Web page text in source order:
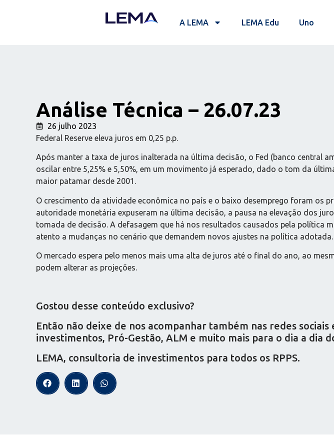
A LEMA LEMA Edu Uno
Análise Técnica – 26.07.23
26 julho 2023
Federal Reserve eleva juros em 0,25 p.p.
Após manter a taxa de juros inalterada na última decisão, o Fed (banco central
oscilar entre 5,25% e 5,50%, em um movimento já esperado, dado o tom da
maior patamar desde 2001.
O crescimento da atividade econômica no país e o baixo desemprego foram os
autoridade monetária expuseram na última decisão, a pausa na elevação dos
tomada de decisão. A defasagem que há nos resultados causados pela política
atento a mudanças no cenário que demandem novos ajustes na política adotada.
O mercado espera pelo menos mais uma alta de juros até o final do ano, ao
podem alterar as projeções.
Gostou desse conteúdo exclusivo?
Então não deixe de nos acompanhar também nas redes
investimentos, Pró-Gestão, ALM e muito mais para o dia a dia
LEMA, consultoria de investimentos para todos os RPPS.